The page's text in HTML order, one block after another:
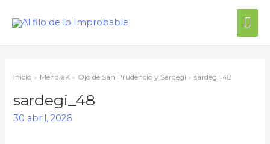
Inicio MendiaK Ojo de San Prudencio y Sardegi sardegi_48
sardegi_48
30 abril, 2026